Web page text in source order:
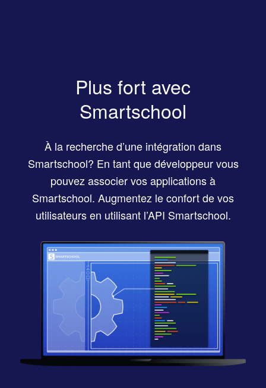
Plus fort avec
Smartschool
À la recherche d’une intégration dans
Smartschool? En tant que développeur vous
pouvez associer vos applications à
Smartschool. Augmentez le confort de vos
utilisateurs en utilisant l’API Smartschool.